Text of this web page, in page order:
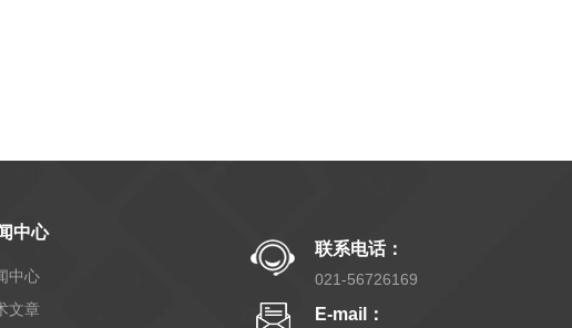
中心
中心
文章
联系电话：
021-56726169
E-mail：